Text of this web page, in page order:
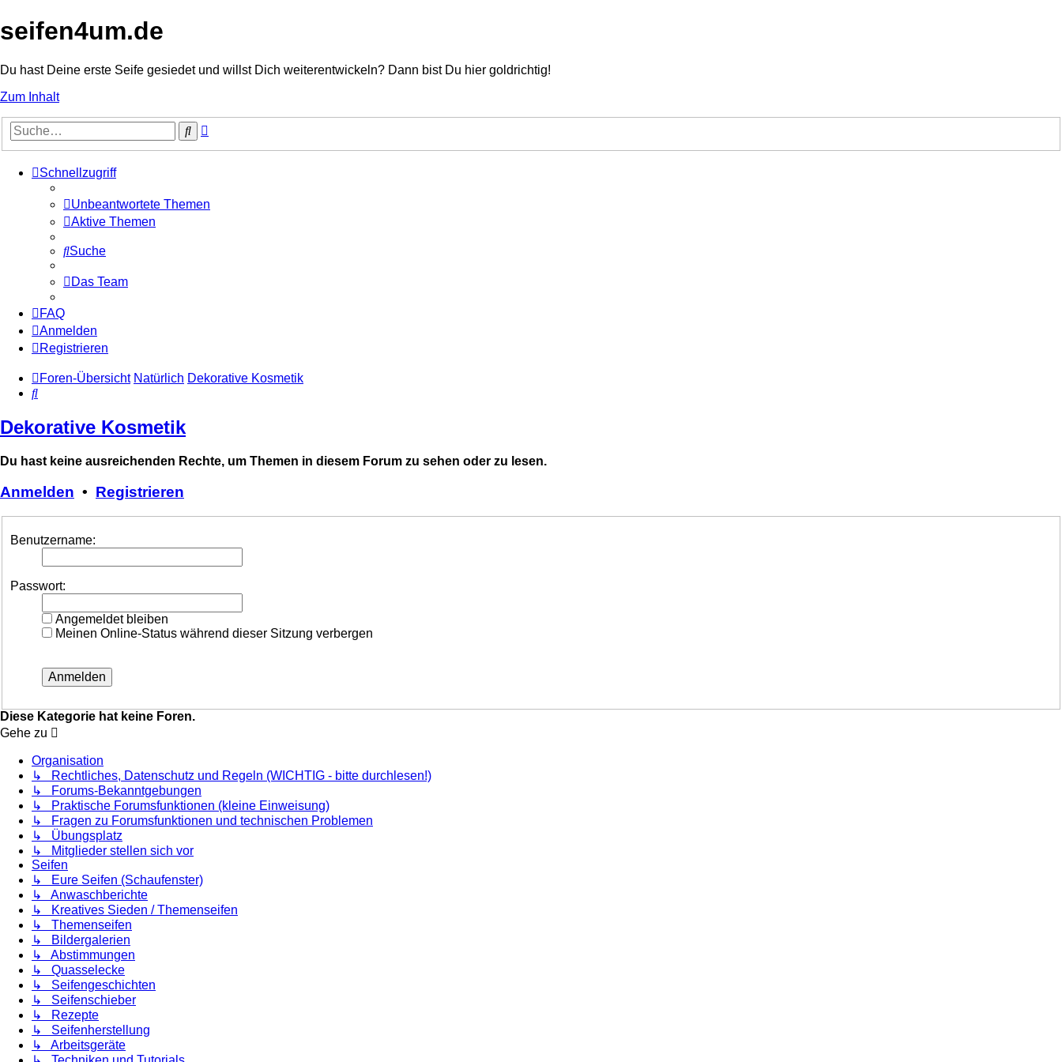
seifen4um.de
Du hast Deine erste Seife gesiedet und willst Dich weiterentwickeln? Dann bist Du hier goldrichtig!
Zum Inhalt
Suche
Schnellzugriff
Unbeantwortete Themen
Aktive Themen
Suche
Das Team
FAQ
Anmelden
Registrieren
Foren-Übersicht Natürlich Dekorative Kosmetik
Suche
Dekorative Kosmetik
Du hast keine ausreichenden Rechte, um Themen in diesem Forum zu sehen oder zu lesen.
Anmelden • Registrieren
Benutzername:
Passwort:
Angemeldet bleiben
Meinen Online-Status während dieser Sitzung verbergen
Diese Kategorie hat keine Foren.
Gehe zu
Organisation
↳ Rechtliches, Datenschutz und Regeln (WICHTIG - bitte durchlesen!)
↳ Forums-Bekanntgebungen
↳ Praktische Forumsfunktionen (kleine Einweisung)
↳ Fragen zu Forumsfunktionen und technischen Problemen
↳ Übungsplatz
↳ Mitglieder stellen sich vor
Seifen
↳ Eure Seifen (Schaufenster)
↳ Anwaschberichte
↳ Kreatives Sieden / Themenseifen
↳ Themenseifen
↳ Bildergalerien
↳ Abstimmungen
↳ Quasselecke
↳ Seifengeschichten
↳ Seifenschieber
↳ Rezepte
↳ Seifenherstellung
↳ Arbeitsgeräte